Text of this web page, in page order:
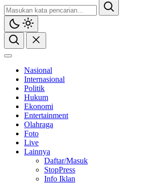
Nasional
Internasional
Politik
Hukum
Ekonomi
Entertainment
Olahraga
Foto
Live
Lainnya
Daftar/Masuk
StopPress
Info Iklan